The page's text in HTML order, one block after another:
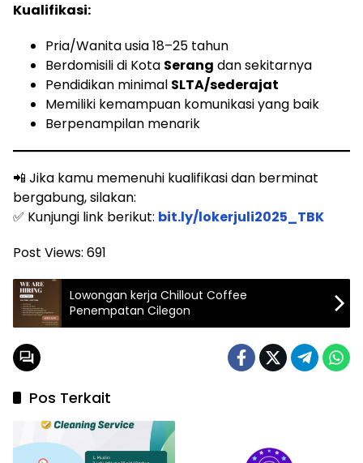
Kualifikasi:
Pria/Wanita usia 18–25 tahun
Berdomisili di Kota Serang dan sekitarnya
Pendidikan minimal SLTA/sederajat
Memiliki kemampuan komunikasi yang baik
Berpenampilan menarik
📲 Jika kamu memenuhi kualifikasi dan berminat
bergabung, silakan:
✅ Kunjungi link berikut: bit.ly/lokerjuli2025_TBK
Post Views: 691
Lowongan kerja Chillout Coffee
Penempatan Cilegon
Pos Terkait